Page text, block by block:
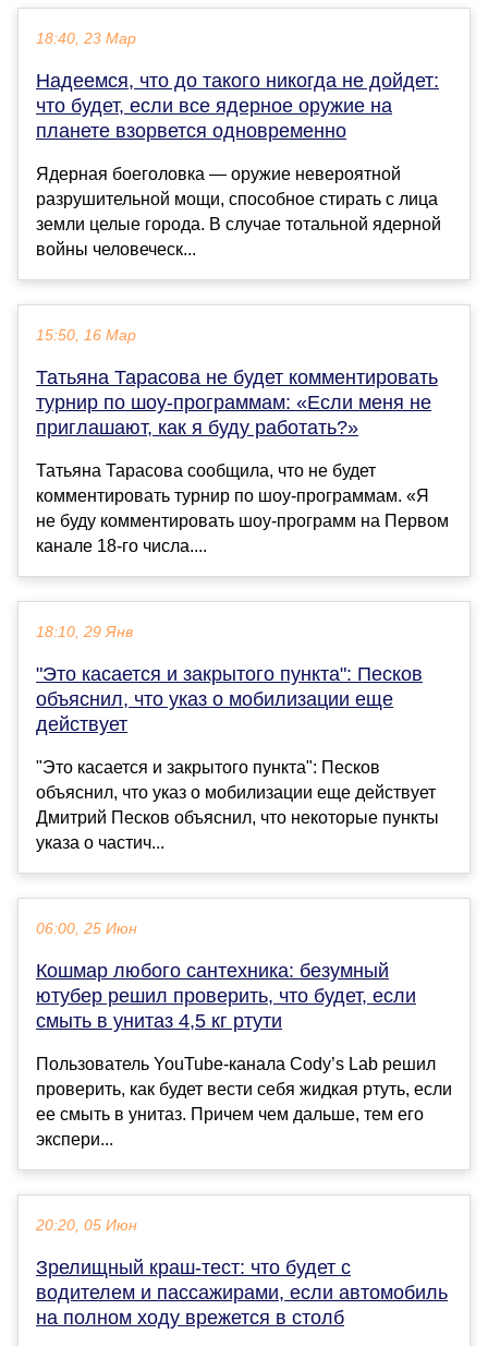
18:40, 23 Мар
Надеемся, что до такого никогда не дойдет:
что будет, если все ядерное оружие на
планете взорвется одновременно
Ядерная боеголовка — оружие невероятной
разрушительной мощи, способное стирать с лица
земли целые города. В случае тотальной ядерной
войны человеческ...
15:50, 16 Мар
Татьяна Тарасова не будет комментировать
турнир по шоу-программам: «Если меня не
приглашают, как я буду работать?»
Татьяна Тарасова сообщила, что не будет
комментировать турнир по шоу-программам. «Я
не буду комментировать шоу-программ на Первом
канале 18-го числа....
18:10, 29 Янв
"Это касается и закрытого пункта": Песков
объяснил, что указ о мобилизации еще
действует
"Это касается и закрытого пункта": Песков
объяснил, что указ о мобилизации еще действует
Дмитрий Песков объяснил, что некоторые пункты
указа о частич...
06:00, 25 Июн
Кошмар любого сантехника: безумный
ютубер решил проверить, что будет, если
смыть в унитаз 4,5 кг ртути
Пользователь YouTube-канала Cody’s Lab решил
проверить, как будет вести себя жидкая ртуть, если
ее смыть в унитаз. Причем чем дальше, тем его
экспери...
20:20, 05 Июн
Зрелищный краш-тест: что будет с
водителем и пассажирами, если автомобиль
на полном ходу врежется в столб